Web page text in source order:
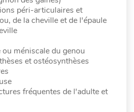
péri-articulaires et
de la cheville et de l'épaule
méniscale du genou
et ostéosynthèses
fréquentes de l'adulte et